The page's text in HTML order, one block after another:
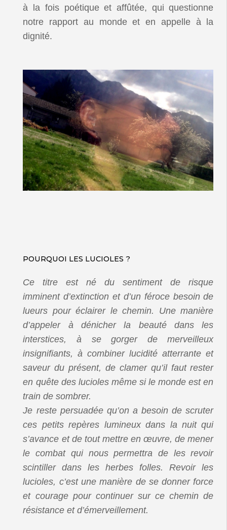
à la fois poétique et affûtée, qui questionne
notre rapport au monde et en appelle à la
dignité.
POURQUOI LES LUCIOLES ?
Ce titre est né du sentiment de risque
imminent d’extinction et d’un féroce besoin de
lueurs pour éclairer le chemin. Une manière
d’appeler à dénicher la beauté dans les
interstices, à se gorger de merveilleux
insignifiants, à combiner lucidité atterrante et
saveur du présent, de clamer qu’il faut rester
en quête des lucioles même si le monde est en
train de sombrer.
Je reste persuadée qu’on a besoin de scruter
ces petits repères lumineux dans la nuit qui
s’avance et de tout mettre en œuvre, de mener
le combat qui nous permettra de les revoir
scintiller dans les herbes folles. Revoir les
lucioles, c’est une manière de se donner force
et courage pour continuer sur ce chemin de
résistance et d’émerveillement.